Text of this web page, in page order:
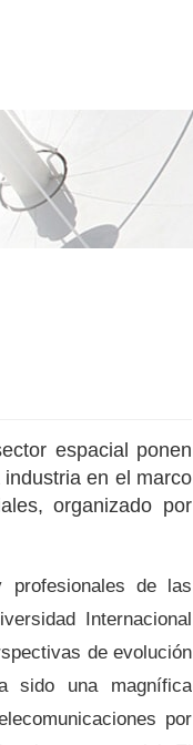
espacial ponen
en el marco
organizado por
de las
Internacional
de evolución
sido una magnífica
por